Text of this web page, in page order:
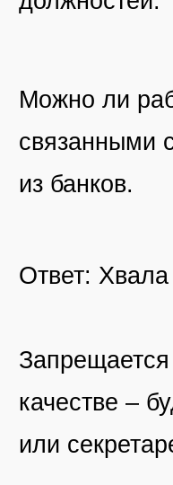
Можно ли
связанными
из банков.
Ответ:
качестве –
или